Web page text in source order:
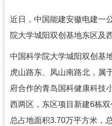
近日，中国能建安徽电建一
院大学城阳双创基地东区及
中国科学院大学城阳双创基
虎山路东、凤山南路北，属
府合作的青岛国科健康科技
西两区，东区项目新建6栋
总占地面积3.70万平方米，